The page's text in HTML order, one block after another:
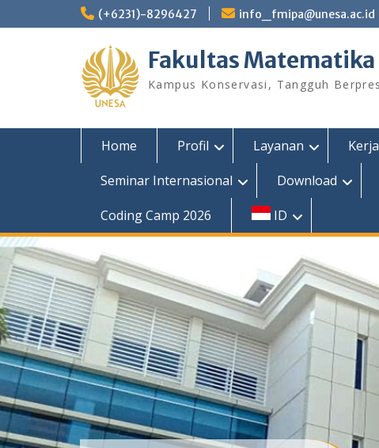
to
(+6231)-8296427 info_fmipa@unesa.ac.id
Fakultas
Kampus Konservasi, Tangguh
Home Profil Layanan
Seminar Internasional
Download
Coding Camp 2026
ID